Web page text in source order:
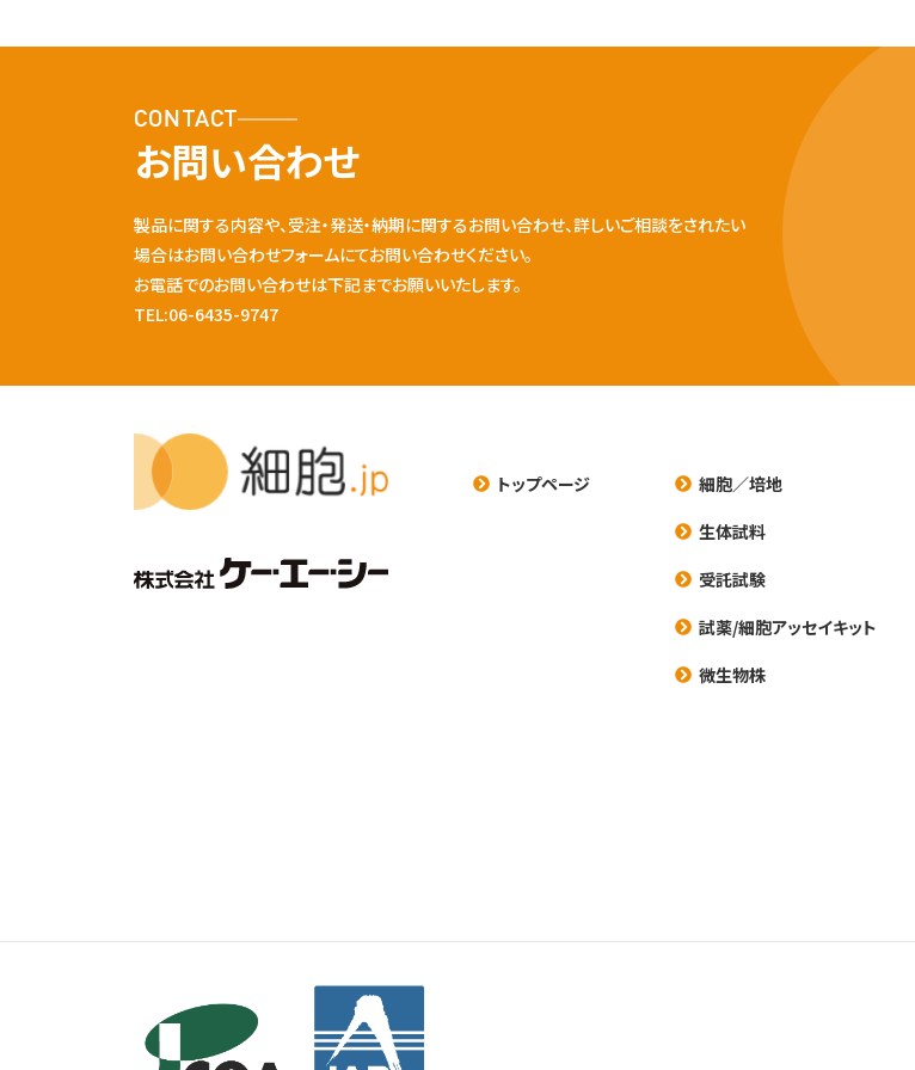
CONTACT
お問い合わせ
製品に関する内容や、受注・発送・納期に関するお問い合わせ、詳しいご相談をされたい
場合はお問い合わせフォームにてお問い合わせください。
お電話でのお問い合わせは下記までお願いいたします。
TEL:06-6435-9747
トップページ
細胞／培地
生体試料
受託試験
試薬/細胞アッセイキット
微生物株